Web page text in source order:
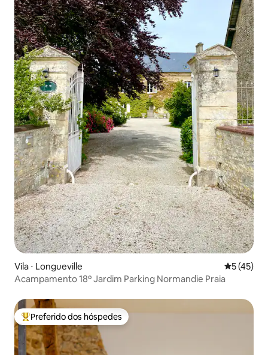
Vila ⋅ Longueville 5 de uma
5 (45)
Acampamento 18º Jardim Parking Normandie Praia
Entre os melhores preferidos dos hóspedes
Preferido dos hóspedes